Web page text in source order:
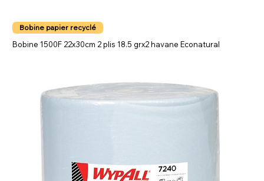
Bobine papier recyclé
Bobine 1500F 22x30cm 2 plis 18.5 grx2 havane Econatural